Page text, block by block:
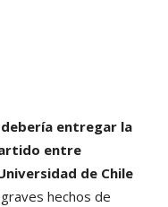
entregar la
entre
de Chile
hechos de